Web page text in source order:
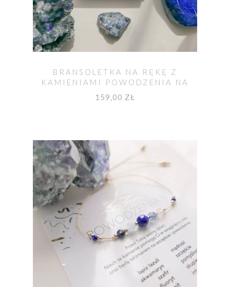
BRANSOLETKA NA RĘKĘ Z
KAMIENIAMI POWODZENIA NA
EGZAMIN
159,00 ZŁ